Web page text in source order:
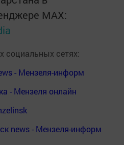
MАХ:
социальных сетях:
- Мензеля-информ
- Мензеля онлайн
news - Мензеля-информ